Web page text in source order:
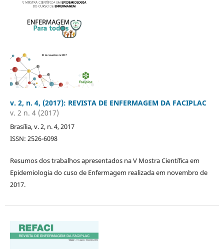
v. 2, n. 4, (2017): REVISTA DE ENFERMAGEM DA FACIPLAC
v. 2 n. 4 (2017)
Brasília, v. 2, n. 4, 2017
ISSN: 2526-6098
Resumos dos trabalhos apresentados na V Mostra Científica em
Epidemiologia do cuso de Enfermagem realizada em novembro de
2017.